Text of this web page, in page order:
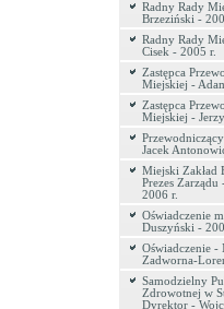
Radny Rady
Brzeziński -
Radny Rady
Cisek - 2005 r.
Zastępca
Miejskiej -
Zastępca
Miejskiej -
Jacek
Miejski Zakład
Prezes
2006 r.
Oświadczenie
Duszyński -
Oświadczenie -
Zadworna-
Samodzielny
Zdrowotnej w
Dyrektor -